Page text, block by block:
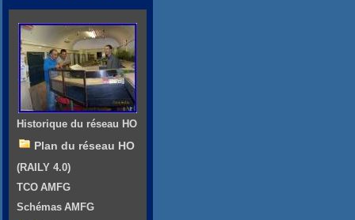
Historique du réseau HO
Plan du réseau HO
(RAILY 4.0)
TCO AMFG
Schémas AMFG